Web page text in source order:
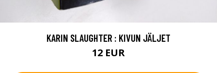
KARIN SLAUGHTER : KIVUN JÄLJET
12 EUR